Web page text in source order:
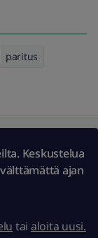
paritus
Keskustelua
ajan
tai aloita uusi.